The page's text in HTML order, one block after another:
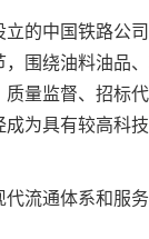
的中国铁路公
围绕油料油品
量监督、招标
为具有较高科
流通体系和服